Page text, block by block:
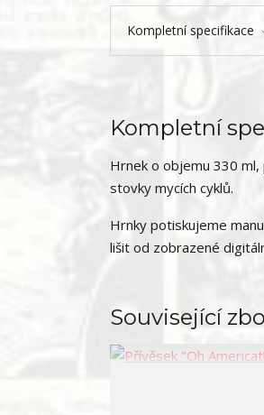
Kompletní specifikace
Kompletní
Hrnek o objemu 330
stovky mycích cyklů.
Hrnky potiskujeme
lišit od zobrazené
Související